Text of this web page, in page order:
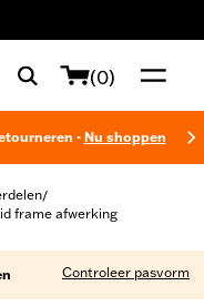
(0)
- Nu shoppen
/
frame afwerking
Controleer pasvorm